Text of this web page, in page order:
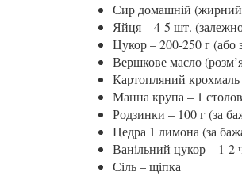
Сир домашній
Яйця – 4-5 шт. (залежно
Цукор – 200-250 г (або
Вершкове масло
Картопляний крохмаль
Манна крупа – 1
Родзинки – 100 г (за
Цедра 1 лимона (за
Ванільний цукор – 1-2
Сіль – щіпка